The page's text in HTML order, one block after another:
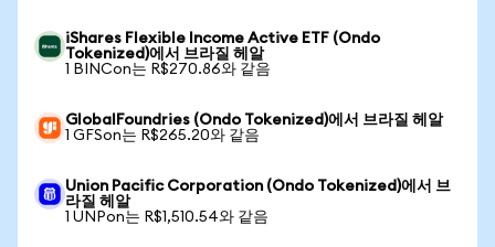
iShares Flexible Income Active ETF (Ondo
Tokenized)에서 브라질 헤알
1 BINCon는 R$270.86와 같음
GlobalFoundries (Ondo Tokenized)에서 브라질 헤알
1 GFSon는 R$265.20와 같음
Union Pacific Corporation (Ondo Tokenized)에서 브
라질 헤알
1 UNPon는 R$1,510.54와 같음